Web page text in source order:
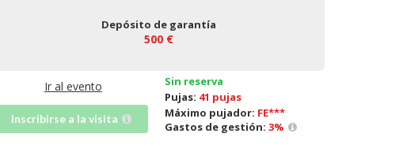
Depósito de garantía
500 €
Ir al evento
Inscribirse a la visita
Sin reserva
Pujas: 41 pujas
Máximo pujador: FE***
Gastos de gestión: 3%